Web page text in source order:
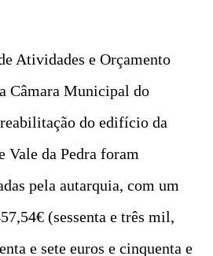
Atividades e Orçamento
Câmara Municipal do
do edifício da
Vale da Pedra foram
pela autarquia, com um
(sessenta e três mil,
e sete euros e cinquenta e